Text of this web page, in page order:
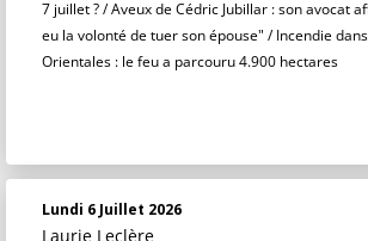
7 juillet ? / Aveux de Cédric Jubillar : son avocat
eu la volonté de tuer son épouse" / Incendie
Orientales : le feu a parcouru 4.900 hectares
Lundi 6 Juillet 2026
Laurie Leclère